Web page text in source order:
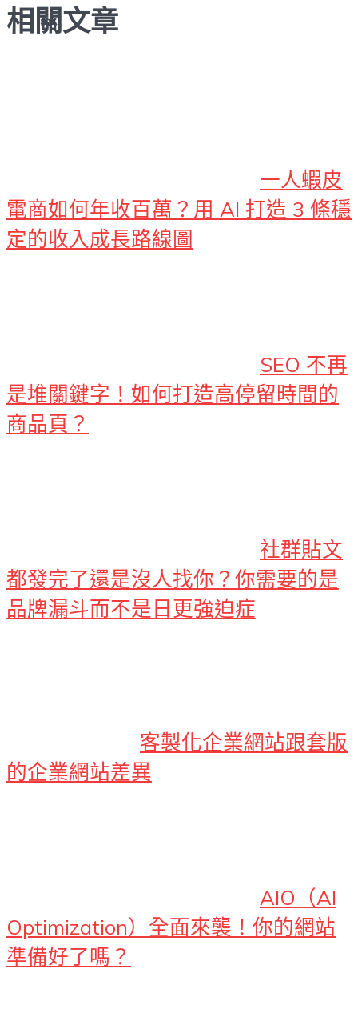
相關文章
一人蝦皮
電商如何年收百萬？用 AI 打造 3 條穩
定的收入成長路線圖
SEO 不再
是堆關鍵字！如何打造高停留時間的
商品頁？
社群貼文
都發完了還是沒人找你？你需要的是
品牌漏斗而不是日更強迫症
客製化企業網站跟套版
的企業網站差異
AIO（AI
Optimization）全面來襲！你的網站
準備好了嗎？